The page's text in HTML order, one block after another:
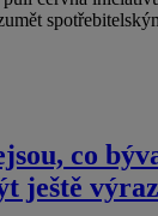
co
ještě